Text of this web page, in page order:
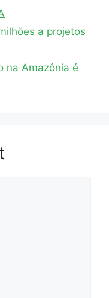
a projetos
na Amazônia é